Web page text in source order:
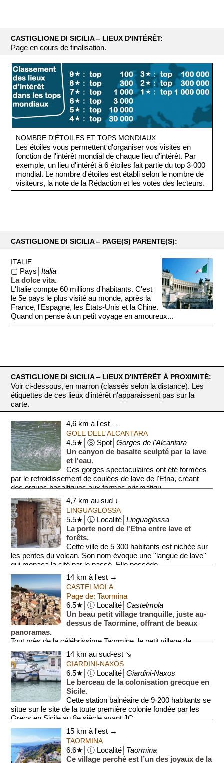
CASTIGLIONE DI SICILIA ‒ LIEUX D'INTÉRÊT:
Page en cours de finalisation.
NOMBRE D'ÉTOILES ET TOPS MONDIAUX
Les étoiles vous permettent d'organiser vos visites en
fonction de l'intérêt mondial de chaque lieu d'intérêt. Par
exemple, un lieu d'intérêt à 6 étoiles fait partie du top 3·000
mondial. Le nombre d'étoiles est établi selon le nombre de
visiteurs, la note de la Rédaction et les votes des lecteurs.
CASTIGLIONE DI SICILIA ‒ PAGE(S) PARENTE(S):
ITALIE
▢ Pays│Italia
La dolce vita.
L'Italie compte 60 millions d'habitants. C'est
le 5e pays le plus visité au monde, après la
France, l'Espagne, les États-Unis et la Chine.
Quand on pense à un petit voyage en amoureux...
CASTIGLIONE DI SICILIA ‒ LIEUX D'INTÉRÊT À PROXIMITÉ:
Voir ci-dessous, en marron (classés selon la distance). Les
étiquettes de ces lieux d'intérêt n'apparaissent pas sur la
carte.
4,6 km à l'est →
GOLE DELL'ALCANTARA
4.5★│Ⓢ Spot│Gorges de l'Alcantara
Un canyon de basalte sculpté par la lave
et l'eau.
Ces gorges spectaculaires ont été formées
par le refroidissement de coulées de lave de l'Etna, créant
des orgues basaltiques aux formes prismatiqu...
4,7 km au sud ↓
LINGUAGLOSSA
5.5★│Ⓛ Localité│Linguaglossa
La porte nord de l'Etna entre lave et
forêts.
Cette ville de 5 300 habitants est nichée sur
les pentes du volcan. Son nom évoque une ''langue de lave''
qui menaça la cité par le passé. Elle possède...
14 km à l'est →
CASTELMOLA
Page de: Taormina
6.5★│Ⓛ Localité│Castelmola
Un beau petit village tranquille, juste au-
dessus de Taormine, offrant de beaux
panoramas.
Tout près de la célébrissime Taormine, le petit village de
Castelmola (1·100 habitants) vaut le détour.
...
14 km au sud-est ↘
GIARDINI-NAXOS
6.5★│Ⓛ Localité│Giardini-Naxos
Le berceau de la colonisation grecque en
Sicile.
Cette station balnéaire de 9·200 habitants se
situe sur le site de la toute première colonie fondée par les
Grecs en Sicile au 8e siècle avant JC.
15 km à l'est →
TAORMINA
6.6★│Ⓛ Localité│ Taormina
Ce village perché est l’un des joyaux de la